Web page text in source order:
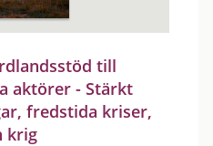
till
aktörer - Stärkt
fredstida kriser,
krig